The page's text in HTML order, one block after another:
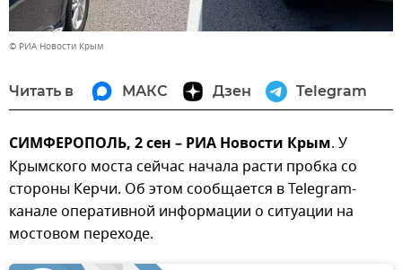
© РИА Новости Крым
Читать в МАКС Дзен Telegram
СИМФЕРОПОЛЬ, 2 сен – РИА Новости Крым. У
Крымского моста сейчас начала расти пробка со
стороны Керчи. Об этом сообщается в Telegram-
канале оперативной информации о ситуации на
мостовом переходе.